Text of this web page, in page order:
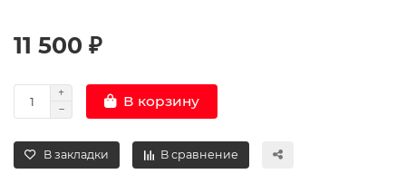
11 500 ₽
В корзину
В закладки В сравнение